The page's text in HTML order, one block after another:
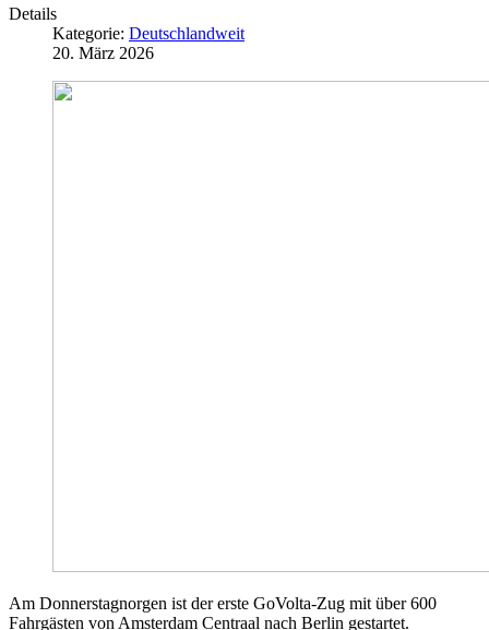
Details
Kategorie: Deutschlandweit
20. März 2026
Am Donnerstagnorgen ist der erste GoVolta-Zug mit über 600
Fahrgästen von Amsterdam Centraal nach Berlin gestartet.